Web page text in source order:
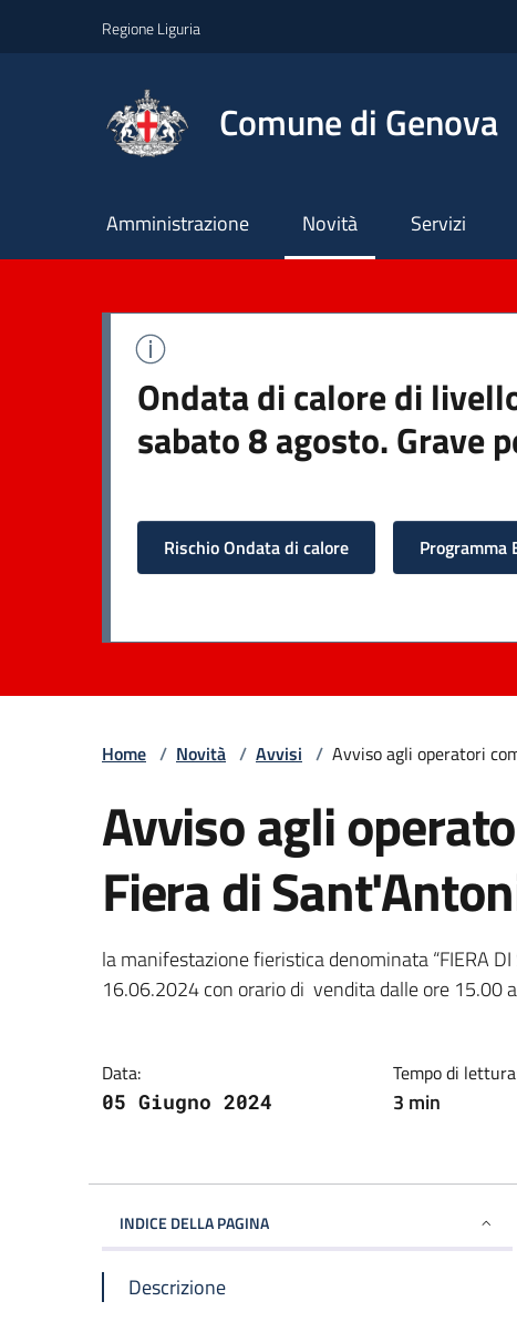
Regione Liguria
Comune di Genova
Principale
Amministrazione Novità Servizi
Ondata di calore di
sabato 8 agosto. Grave
Rischio Ondata di calore Programma
Home / Novità / Avvisi / Avviso agli operatori
Avviso agli
Fiera di
la manifestazione fieristica denominata “FIERA
16.06.2024 con orario di vendita dalle ore 15.00
Data:
05 Giugno 2024
Tempo di
3 min
INDICE DELLA PAGINA
Descrizione